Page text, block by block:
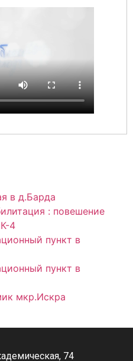
в д.Барда
: повешение
4
пункт в
пункт в
мкр.Искра
74